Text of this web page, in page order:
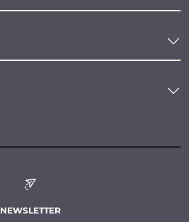
NEWSLETTER